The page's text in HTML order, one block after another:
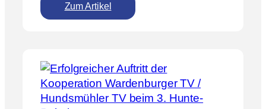
c
h
s
s
t
Zum Artikel
:
a
-
S
p